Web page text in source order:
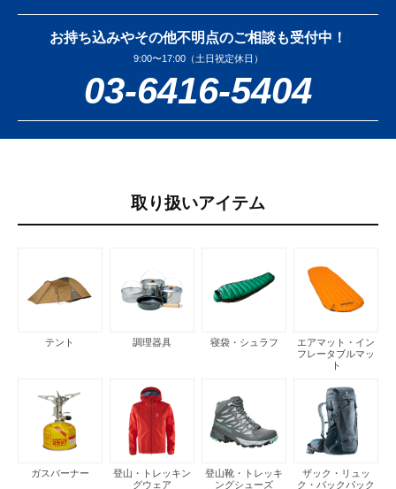
お持ち込みやその他不明点のご相談も受付中！
9:00〜17:00（土日祝定休日）
03-6416-5404
取り扱いアイテム
テント 調理器具 寝袋・シュラフ
エアマット・イン
フレータブルマッ
ト
ガスバーナー
登山・トレッキン
グウェア
登山靴・トレッキ
ングシューズ
ザック・リュッ
ク・バックパック